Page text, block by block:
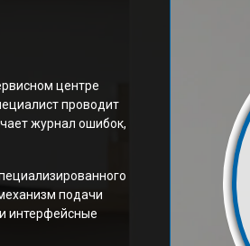
центре
проводит
журнал ошибок,
подачи
интерфейсные